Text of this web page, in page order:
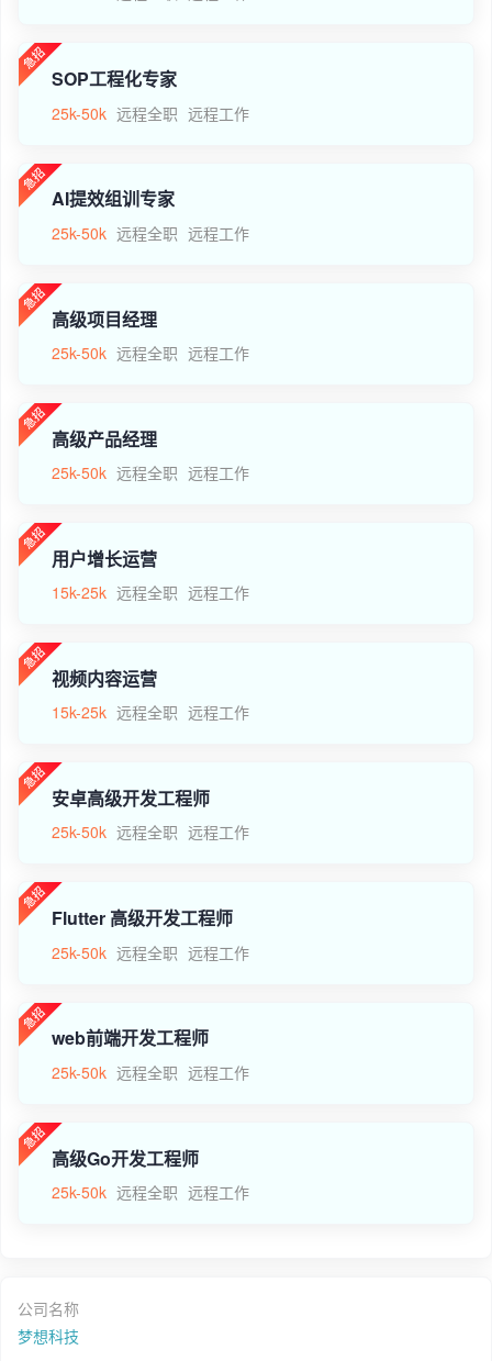
SOP工程化专家
25k-50k 远程全职 远程工作
AI提效组训专家
25k-50k 远程全职 远程工作
高级项目经理
25k-50k 远程全职 远程工作
高级产品经理
25k-50k 远程全职 远程工作
用户增长运营
15k-25k 远程全职 远程工作
视频内容运营
15k-25k 远程全职 远程工作
安卓高级开发工程师
25k-50k 远程全职 远程工作
Flutter 高级开发工程师
25k-50k 远程全职 远程工作
web前端开发工程师
25k-50k 远程全职 远程工作
高级Go开发工程师
25k-50k 远程全职 远程工作
公司名称
梦想科技